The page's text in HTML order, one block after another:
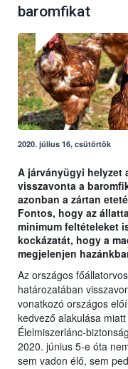
baromfikat
2020. július 16, csütörtök
A járványügyi helyzet
visszavonta a
azonban a zártan
Fontos, hogy az
minimum feltételeket
kockázatát, hogy a
megjelenjen
Az országos
határozatában
vonatkozó országos
kedvező alakulása
Élelmiszerlánc-
2020. június 5-e óta
sem vadon élő, sem